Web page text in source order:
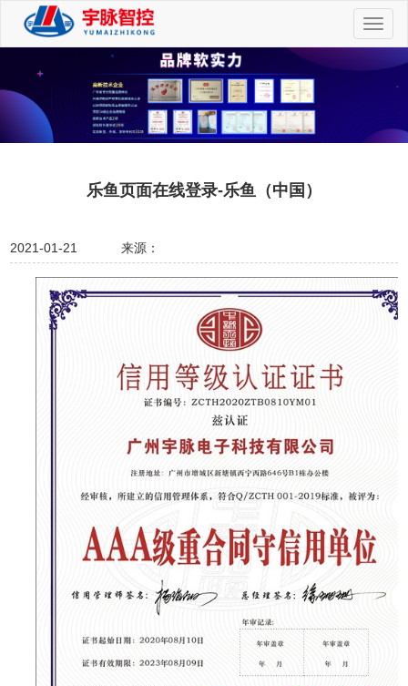
切
换
乐鱼页面在线登录-乐鱼（中国）
2021-01-21 来源：